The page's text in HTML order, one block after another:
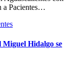
a Pacientes…
Hidalgo se